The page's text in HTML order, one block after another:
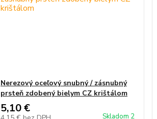
Nerezový oceľový snubný / zásnubný
prsteň zdobený bielym CZ krištálom
5,10 €
Skladom 2